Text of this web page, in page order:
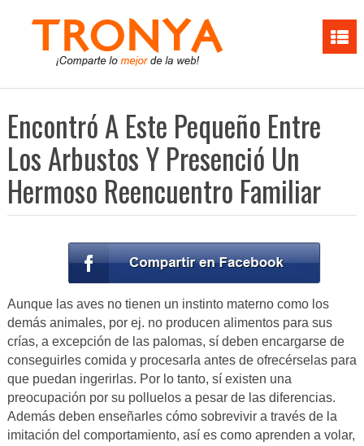
Encontró A Este Pequeño Entre
Los Arbustos Y Presenció Un
Hermoso Reencuentro Familiar
Aunque las aves no tienen un instinto materno como los
demás animales, por ej. no producen alimentos para sus
crías, a excepción de las palomas, sí deben encargarse de
conseguirles comida y procesarla antes de ofrecérselas para
que puedan ingerirlas. Por lo tanto, sí existen una
preocupación por su polluelos a pesar de las diferencias.
Además deben enseñarles cómo sobrevivir a través de la
imitación del comportamiento, así es como aprenden a volar,